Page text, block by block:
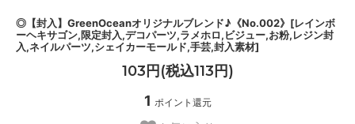
◎【封入】GreenOceanオリジナルブレンド♪《No.002》[レインボ
ーヘキサゴン,限定封入,デコパーツ,ラメホロ,ビジュー,お粉,レジン封
入,ネイルパーツ,シェイカーモールド,手芸,封入素材]
103円(税込113円)
1 ポイント還元